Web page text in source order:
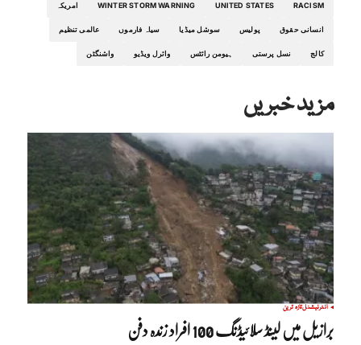
RACISM
UNITED STATES
WINTER STORM WARNING امریکہ
انسانی حقوق پولیس سوشل میڈیا سیاہ فارموں عالمی تنظیم
کالج نسل پرستی ہیومن رائٹس وائرل ویڈیو واشنگٹن
مزید خبریں
انٹرنیشنلتازہ ترین
برازیل میں لینڈ سلائیڈنگ 100 افراد زندہ دفن